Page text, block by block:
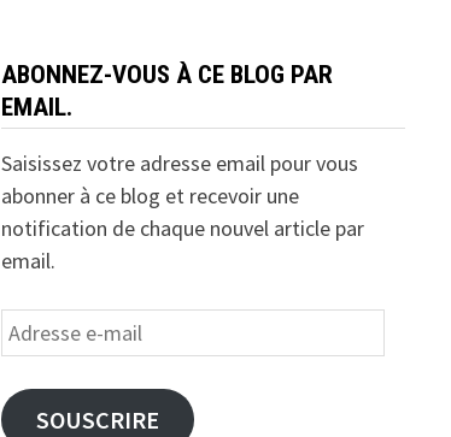
ABONNEZ-VOUS À CE BLOG PAR
EMAIL.
Saisissez votre adresse email pour vous
abonner à ce blog et recevoir une
notification de chaque nouvel article par
email.
Adresse
e-
mail
SOUSCRIRE